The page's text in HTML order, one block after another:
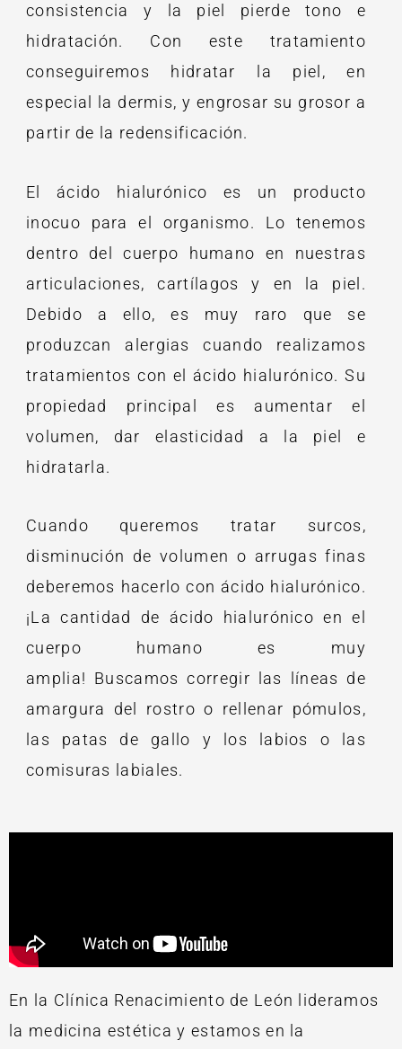
consistencia y la piel pierde tono e
hidratación. Con este tratamiento
conseguiremos hidratar la piel, en
especial la dermis, y engrosar su grosor a
partir de la redensificación.
El ácido hialurónico es un producto
inocuo para el organismo. Lo tenemos
dentro del cuerpo humano en nuestras
articulaciones, cartílagos y en la piel.
Debido a ello, es muy raro que se
produzcan alergias cuando realizamos
tratamientos con el ácido hialurónico. Su
propiedad principal es aumentar el
volumen, dar elasticidad a la piel e
hidratarla.
Cuando queremos tratar surcos,
disminución de volumen o arrugas finas
deberemos hacerlo con ácido hialurónico.
¡La cantidad de ácido hialurónico en el
cuerpo humano es muy
amplia! Buscamos corregir las líneas de
amargura del rostro o rellenar pómulos,
las patas de gallo y los labios o las
comisuras labiales.
En la Clínica Renacimiento de León lideramos
la medicina estética y estamos en la